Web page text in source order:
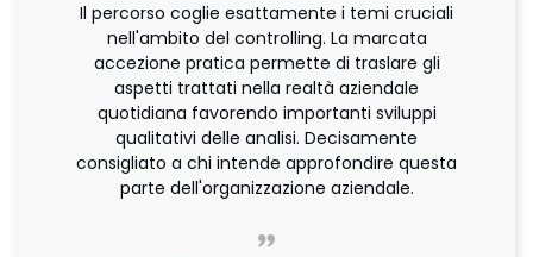
Il percorso coglie esattamente i temi cruciali
nell'ambito del controlling. La marcata
accezione pratica permette di traslare gli
aspetti trattati nella realtà aziendale
quotidiana favorendo importanti sviluppi
qualitativi delle analisi. Decisamente
consigliato a chi intende approfondire questa
parte dell'organizzazione aziendale.